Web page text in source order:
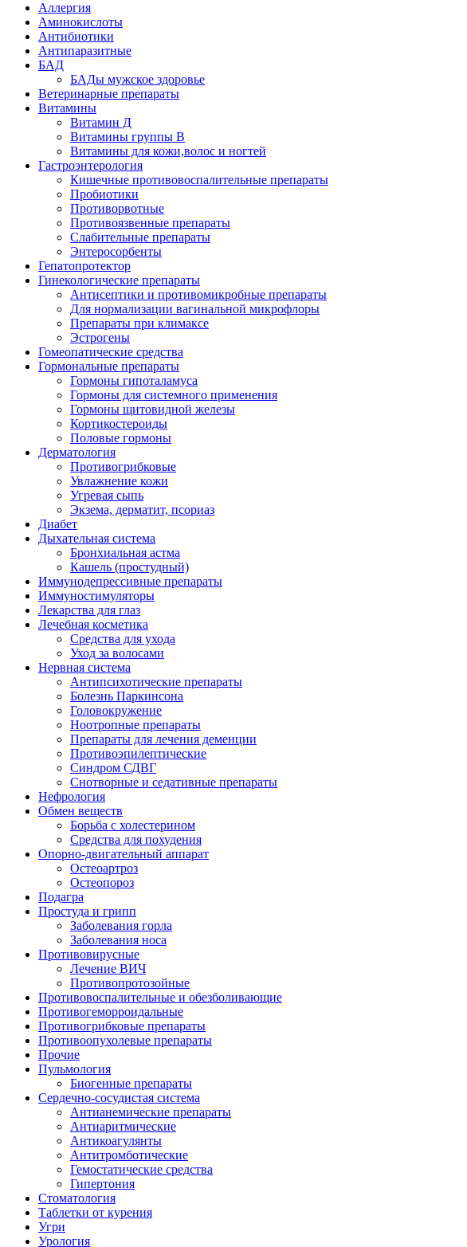
Аллергия
Аминокислоты
Антибиотики
Антипаразитные
БАД
БАДы мужское здоровье
Ветеринарные препараты
Витамины
Витамин Д
Витамины группы В
Витамины для кожи,волос и ногтей
Гастроэнтерология
Кишечные противовоспалительные препараты
Пробиотики
Противорвотные
Противоязвенные препараты
Слабительные препараты
Энтеросорбенты
Гепатопротектор
Гинекологические препараты
Антисептики и противомикробные препараты
Для нормализации вагинальной микрофлоры
Препараты при климаксе
Эстрогены
Гомеопатические средства
Гормональные препараты
Гормоны гипоталамуса
Гормоны для системного применения
Гормоны щитовидной железы
Кортикостероиды
Половые гормоны
Дерматология
Противогрибковые
Увлажнение кожи
Угревая сыпь
Экзема, дерматит, псориаз
Диабет
Дыхательная система
Бронхиальная астма
Кашель (простудный)
Иммунодепрессивные препараты
Иммуностимуляторы
Лекарства для глаз
Лечебная косметика
Средства для ухода
Уход за волосами
Нервная система
Антипсихотические препараты
Болезнь Паркинсона
Головокружение
Ноотропные препараты
Препараты для лечения деменции
Противоэпилептические
Синдром СДВГ
Снотворные и седативные препараты
Нефрология
Обмен веществ
Борьба с холестерином
Средства для похудения
Опорно-двигательный аппарат
Остеоартроз
Остеопороз
Подагра
Простуда и грипп
Заболевания горла
Заболевания носа
Противовирусные
Лечение ВИЧ
Противопротозойные
Противовоспалительные и обезболивающие
Противогеморроидальные
Противогрибковые препараты
Противоопухолевые препараты
Прочие
Пульмология
Биогенные препараты
Сердечно-сосудистая система
Антианемические препараты
Антиаритмические
Антикоагулянты
Антитромботические
Гемостатические средства
Гипертония
Стоматология
Таблетки от курения
Угри
Урология